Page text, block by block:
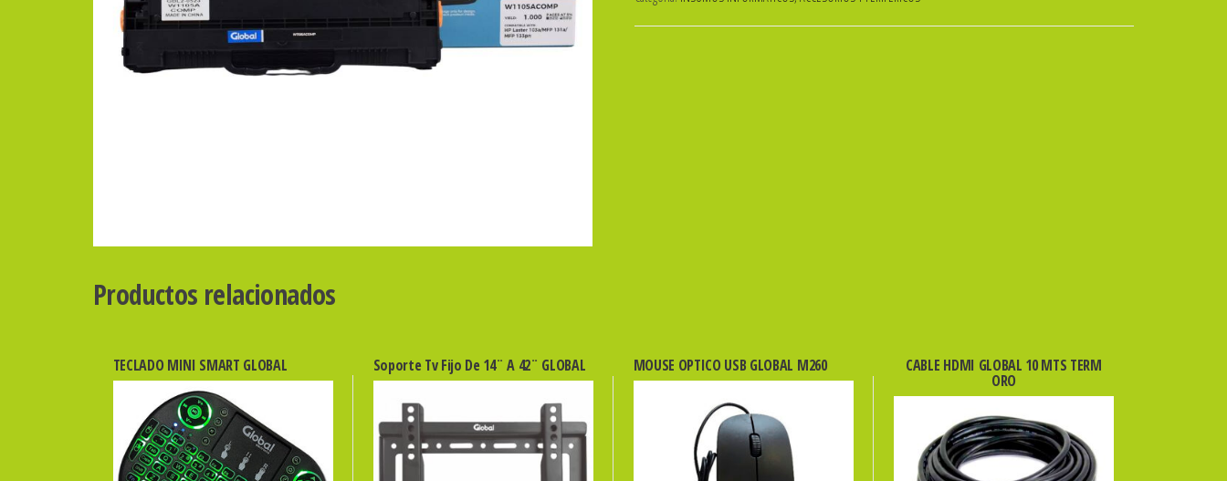
W1105A
CON
Productos relacionados
TECLADO MINI SMART GLOBAL Soporte Tv Fijo De 14¨ A 42¨ GLOBAL MOUSE OPTICO USB GLOBAL M260 CABLE HDMI GLOBAL 10 MTS TERM
ORO